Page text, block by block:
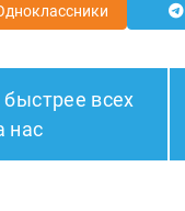
всех
нас